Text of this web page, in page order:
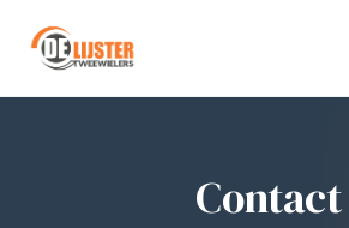
Contact